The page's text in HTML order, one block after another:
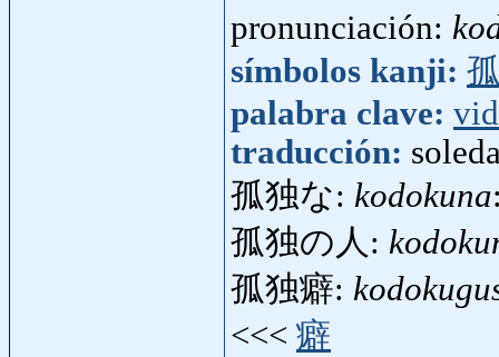
pronunciación:
símbolos kanji:
palabra clave:
traducción:
孤独な: kodokuna
孤独の人:
孤独癖:
<<<癖